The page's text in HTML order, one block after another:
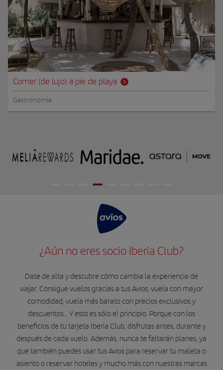
Comer (de lujo) a pie de playa
Gastronomía
¿Aún no eres socio Iberia Club?
Date de alta y descubre cómo cambia la experiencia de
viajar. Consigue vuelos gracias a tus Avios, vuela con mayor
comodidad, vuela más barato con precios exclusivos y
descuentos… Y esto es sólo el principio. Porque con los
beneficios de tu tarjeta Iberia Club, disfrutas antes, durante y
después de cada vuelo. Además, nunca te faltarán planes, ya
que también puedes usar tus Avios para reservar tu maleta o
asiento o reservar hoteles y mucho más con nuestras marcas